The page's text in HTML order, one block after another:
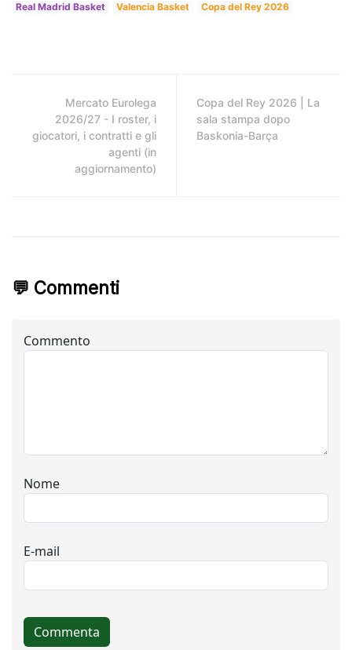
Real Madrid Basket Valencia Basket Copa del Rey 2026
Mercato Eurolega
2026/27 - I roster, i
giocatori, i contratti e gli
agenti (in
aggiornamento)
Copa del Rey 2026 | La
sala stampa dopo
Baskonia-Barça
💬 Commenti